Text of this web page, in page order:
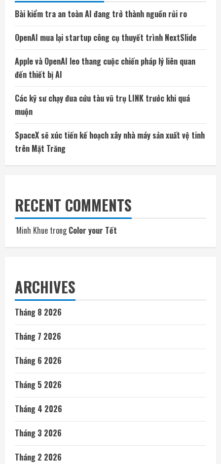
Bài kiểm tra an toàn AI đang trở thành nguồn rủi ro
OpenAI mua lại startup công cụ thuyết trình NextSlide
Apple và OpenAI leo thang cuộc chiến pháp lý liên quan
đến thiết bị AI
Các kỹ sư chạy đua cứu tàu vũ trụ LINK trước khi quá
muộn
SpaceX sẽ xúc tiến kế hoạch xây nhà máy sản xuất vệ tinh
trên Mặt Trăng
RECENT COMMENTS
Minh Khue trongColor your Tết
ARCHIVES
Tháng 8 2026
Tháng 7 2026
Tháng 6 2026
Tháng 5 2026
Tháng 4 2026
Tháng 3 2026
Tháng 2 2026